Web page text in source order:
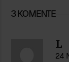
3 KOMENTE
L
24